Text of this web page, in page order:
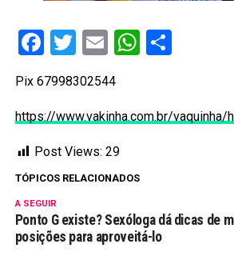
Facebook
Twitter
Email Share
Pix 67998302544
https://www.vakinha.com.br/vaquinha/
Post Views: 29
TÓPICOS RELACIONADOS
A SEGUIR
Ponto G existe? Sexóloga dá dicas de
posições para aproveitá-lo